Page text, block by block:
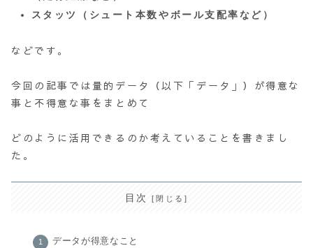
スタッツ（シュート本数やボール支配率など）
などです。
今回の記事では量的データ（以下「データ」）が得意な
事と不得意な事をまとめて
どのように活用できるのか考えていることを書きまし
た。
目次
データが得意なこと